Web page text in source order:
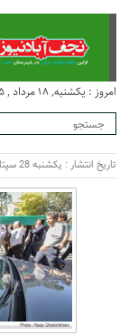
امروز : یکشنبه, ۱۸ مرداد , ۱۴۰۵
تاریخ انتشار : یکشنبه 28 سپتامبر 2014 - 5:17